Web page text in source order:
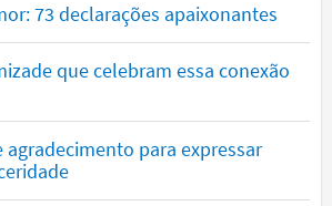
73 declarações apaixonantes
que celebram essa conexão
agradecimento para expressar